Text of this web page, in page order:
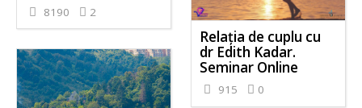
8190 2
Relația de cuplu cu
dr Edith Kadar.
Seminar Online
915 0